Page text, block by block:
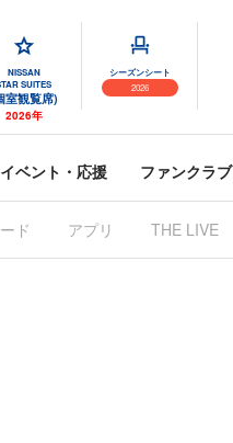
NISSAN
SUITES
室観覧席)
2026年
シーズンシート
2026
イベント・応援 ファンクラブ
ド アプリ THE LIVE